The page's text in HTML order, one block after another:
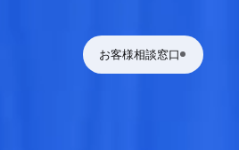
お客様相談窓口